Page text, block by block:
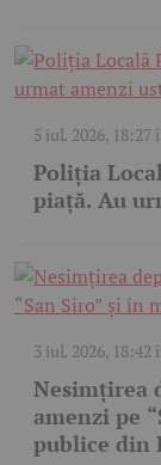
5 iul. 2026, 18:27
Poliția
piață. Au
3 iul. 2026, 18:42
Nesimțirea
amenzi pe
publice din